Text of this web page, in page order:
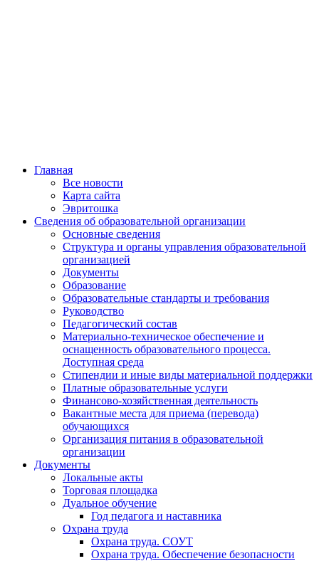
Главная
Все новости
Карта сайта
Эвритошка
Сведения об образовательной организации
Основные сведения
Структура и органы управления образовательной
организацией
Документы
Образование
Образовательные стандарты и требования
Руководство
Педагогический состав
Материально-техническое обеспечение и
оснащенность образовательного процесса.
Доступная среда
Стипендии и иные виды материальной поддержки
Платные образовательные услуги
Финансово-хозяйственная деятельность
Вакантные места для приема (перевода)
обучающихся
Организация питания в образовательной
организации
Документы
Локальные акты
Торговая площадка
Дуальное обучение
Год педагога и наставника
Охрана труда
Охрана труда. СОУТ
Охрана труда. Обеспечение безопасности